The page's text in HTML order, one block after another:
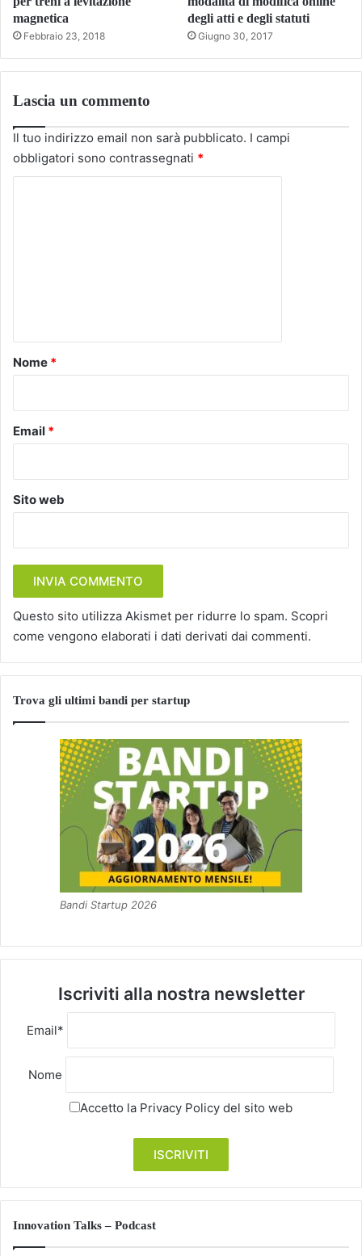
magnetica
Febbraio 23, 2018
degli atti e degli statuti
Giugno 30, 2017
Lascia un commento
Il tuo indirizzo email non sarà pubblicato. I campi
obbligatori sono contrassegnati *
o
Nome *
Email *
Sito web
Questo sito utilizza Akismet per ridurre lo spam. Scopri
come vengono elaborati i dati derivati dai commenti.
Trova gli ultimi bandi per startup
Bandi Startup 2026
Iscriviti alla nostra newsletter
Email*
Nome
Accetto la Privacy Policy del sito web
Innovation Talks – Podcast